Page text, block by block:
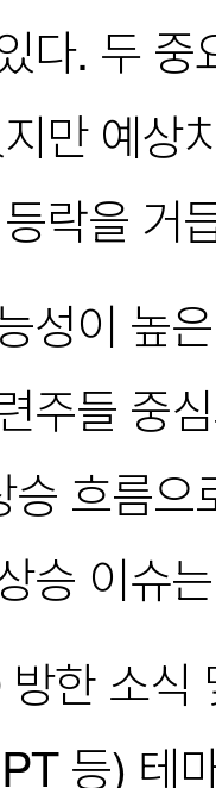
다. 두
만 예상
락을 거
성이 높
주들 중
흐름
승 이슈
한 소식
등) 테